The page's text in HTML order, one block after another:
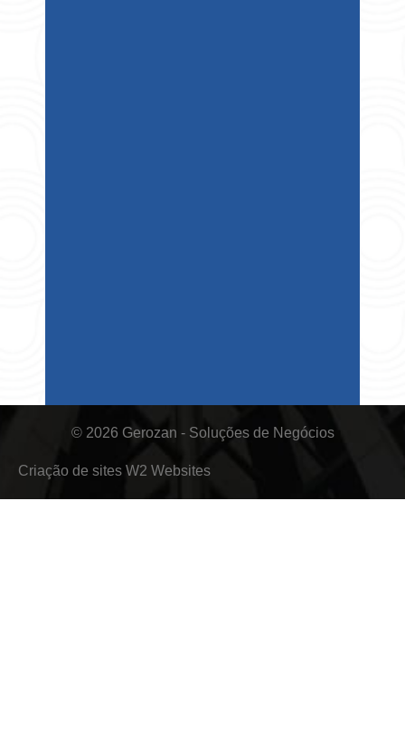
© 2026 Gerozan - Soluções de Negócios
Criação de sites W2 Websites